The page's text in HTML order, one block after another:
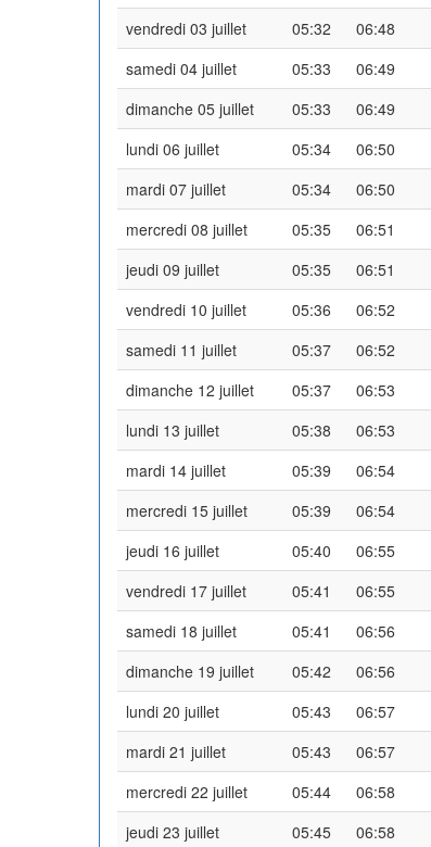
vendredi 03 juillet
05:32 06:48
samedi 04 juillet
05:33 06:49
dimanche 05 juillet
05:33 06:49
lundi 06 juillet
05:34 06:50
mardi 07 juillet
05:34 06:50
mercredi 08 juillet
05:35 06:51
jeudi 09 juillet
05:35 06:51
vendredi 10 juillet
05:36 06:52
samedi 11 juillet
05:37 06:52
dimanche 12 juillet
05:37 06:53
lundi 13 juillet
05:38 06:53
mardi 14 juillet
05:39 06:54
mercredi 15 juillet
05:39 06:54
jeudi 16 juillet
05:40 06:55
vendredi 17 juillet
05:41 06:55
samedi 18 juillet
05:41 06:56
dimanche 19 juillet
05:42 06:56
lundi 20 juillet
05:43 06:57
mardi 21 juillet
05:43 06:57
mercredi 22 juillet
05:44 06:58
jeudi 23 juillet
05:45 06:58